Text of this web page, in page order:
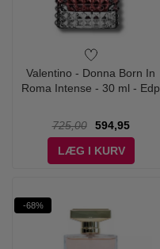
Valentino - Donna Born In
Roma Intense - 30 ml - Edp
725,00
594,95
LÆG I KURV
-68%